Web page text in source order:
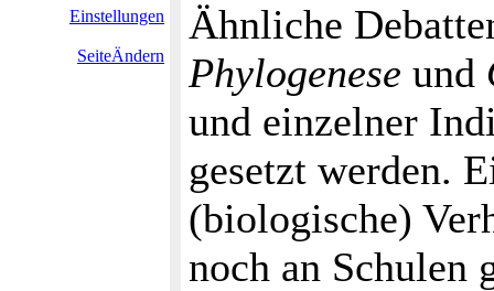
Einstellungen
SeiteÄndern
Ähnliche
Phylogenese und
und einzelner
gesetzt werden.
(biologische)
noch an Schulen